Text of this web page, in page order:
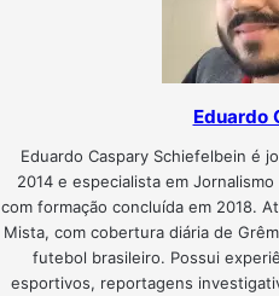
Eduardo
Eduardo Caspary Schiefelbein é
2014 e especialista em
com formação concluída em 2018.
Mista, com cobertura diária de
futebol brasileiro. Possui
esportivos, reportagens